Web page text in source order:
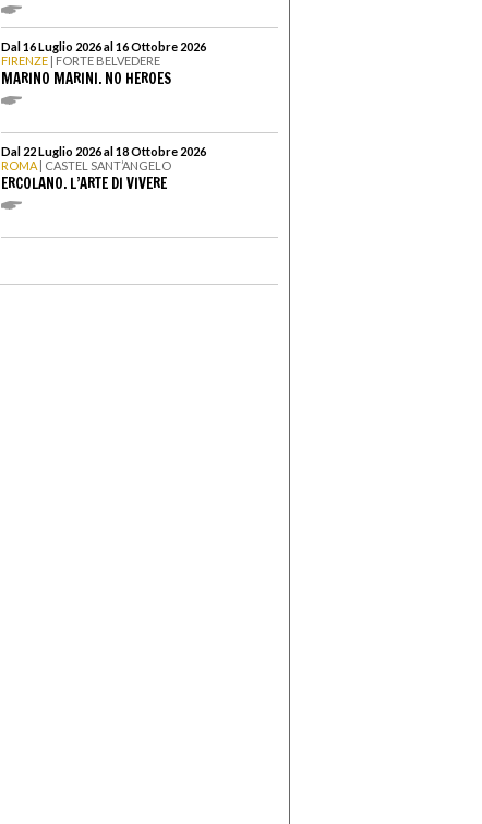
Dal 16 Luglio 2026 al 16 Ottobre 2026
FIRENZE | FORTE BELVEDERE
MARINO MARINI. NO HEROES
Dal 22 Luglio 2026 al 18 Ottobre 2026
ROMA | CASTEL SANT’ANGELO
ERCOLANO. L’ARTE DI VIVERE